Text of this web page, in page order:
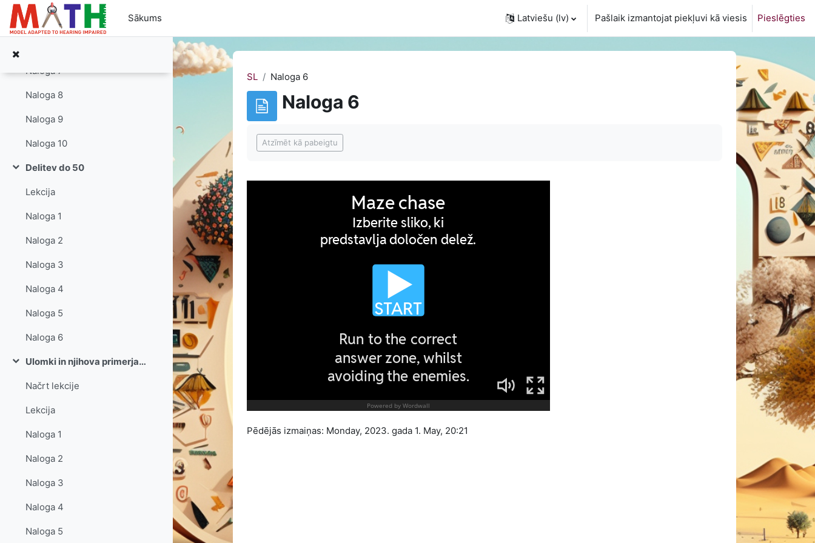
Atvērt galveno saturu
Sākums
Latviešu ‎(lv)‎ Pašlaik izmantojat piekļuvi kā viesis Pieslēgties
Naloga 5
Naloga 7
Naloga 8
Naloga 9
Naloga 10
Savērst
Delitev do 50
Lekcija
Naloga 1
Naloga 2
Naloga 3
Naloga 4
Naloga 5
Naloga 6
Savērst Ulomki in njihova primerjava
Načrt lekcije
Lekcija
Naloga 1
Naloga 2
Naloga 3
Naloga 4
Naloga 5
SL Naloga 6
Naloga 6
Atzīmēt kā pabeigtu
Pēdējās izmaiņas: Monday, 2023. gada 1. May, 20:21